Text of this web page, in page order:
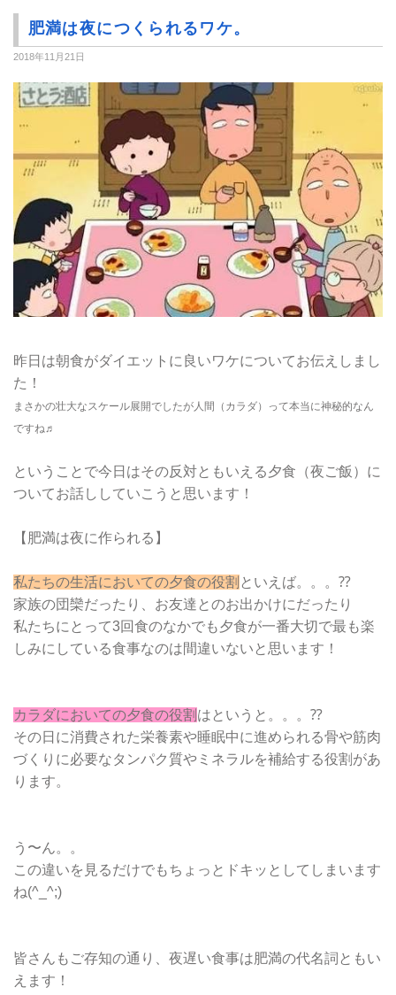
肥満は夜につくられるワケ。
2018年11月21日
昨日は朝食がダイエットに良いワケについてお伝えしまし
た！
まさかの壮大なスケール展開でしたが人間（カラダ）って本当に神秘的なん
ですね♬
ということで今日はその反対ともいえる夕食（夜ご飯）に
ついてお話ししていこうと思います！
【肥満は夜に作られる】
私たちの生活においての夕食の役割 といえば。。。⁇
家族の団欒だったり、お友達とのお出かけにだったり
私たちにとって3回食のなかでも夕食が一番大切で最も楽
しみにしている食事なのは間違いないと思います！
カラダにおいての夕食の役割 はというと。。。⁇
その日に消費された栄養素や睡眠中に進められる骨や筋肉
づくりに必要なタンパク質やミネラルを補給する役割があ
ります。
う〜ん。。
この違いを見るだけでもちょっとドキッとしてしまいます
ね(^_^;)
皆さんもご存知の通り、夜遅い食事は肥満の代名詞ともい
えます！